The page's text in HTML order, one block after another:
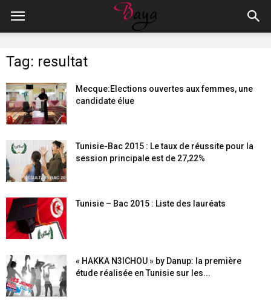
Tag: resultat
Mecque:Elections ouvertes aux femmes, une
candidate élue
Tunisie-Bac 2015 : Le taux de réussite pour la
session principale est de 27,22%
Tunisie – Bac 2015 : Liste des lauréats
« HAKKA N3ICHOU » by Danup: la première
étude réalisée en Tunisie sur les...